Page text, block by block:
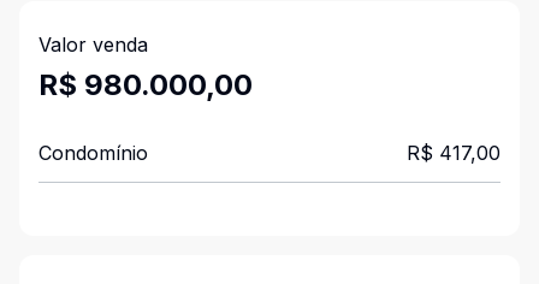
Valor venda
R$ 980.000,00
Condomínio R$ 417,00